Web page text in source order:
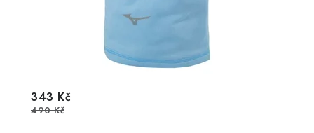
343 Kč
490 Kč